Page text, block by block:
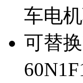
车电
可替